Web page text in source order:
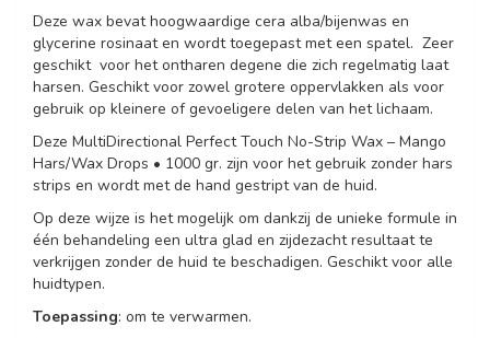
Deze wax bevat hoogwaardige cera alba/bijenwas en
glycerine rosinaat en wordt toegepast met een spatel. Zeer
geschikt voor het ontharen degene die zich regelmatig laat
harsen. Geschikt voor zowel grotere oppervlakken als voor
gebruik op kleinere of gevoeligere delen van het lichaam.
Deze MultiDirectional Perfect Touch No-Strip Wax – Mango
Hars/Wax Drops • 1000 gr. zijn voor het gebruik zonder hars
strips en wordt met de hand gestript van de huid.
Op deze wijze is het mogelijk om dankzij de unieke formule in
één behandeling een ultra glad en zijdezacht resultaat te
verkrijgen zonder de huid te beschadigen. Geschikt voor alle
huidtypen.
Toepassing: om te verwarmen.